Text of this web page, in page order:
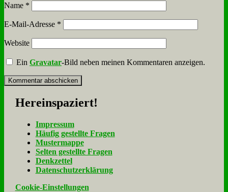
Name *
E-Mail-Adresse *
Website
EinGravatar-Bild neben meinen Kommentaren anzeigen.
Her­ein­spa­ziert!
Im­pres­sum
Häu­fig ge­stell­te Fra­gen
Mu­ster­map­pe
Sel­ten ge­stell­te Fra­gen
Denk­zet­tel
Da­ten­schutz­er­klä­rung
Cookie-Einstellungen